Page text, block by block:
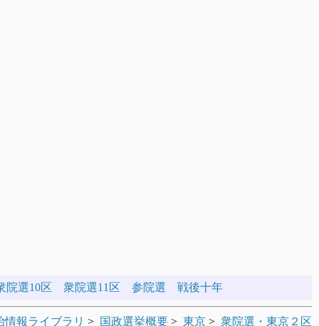
院選10区 衆院選11区 参院選 戦後十年
情報ライブラリ > 国政選挙概要 > 東京 > 衆院選・東京２区